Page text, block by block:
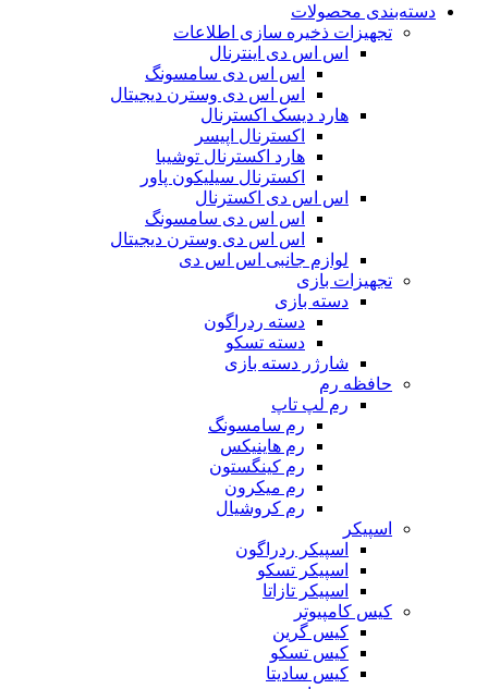
دسته‌بندی محصولات
تجهیزات ذخیره سازی اطلاعات
اس اس دی اینترنال
اس اس دی سامسونگ
اس اس دی وسترن دیجیتال
هارد دیسک اکسترنال
اکسترنال اپیسر
هارد اکسترنال توشیبا
اکسترنال سیلیکون پاور
اس اس دی اکسترنال
اس اس دی سامسونگ
اس اس دی وسترن دیجیتال
لوازم جانبی اس اس دی
تجهیزات بازی
دسته بازی
دسته ردراگون
دسته تسکو
شارژر دسته بازی
حافظه رم
رم لپ تاپ
رم سامسونگ
رم هاینیکس
رم کینگستون
رم میکرون
رم کروشیال
اسپیکر
اسپیکر ردراگون
اسپیکر تسکو
اسپیکر تازاتا
کیس کامپیوتر
کیس گرین
کیس تسکو
کیس سادیتا